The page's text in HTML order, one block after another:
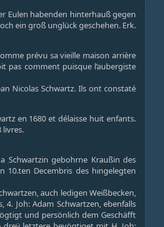
Eulen habenden hinterhauß gegen
ein groß unglück geschehen. Erk.
prévu sa vieille maison arrière
pas comment puisque l’aubergiste
Nicolas Schwartz. Ils ont constaté
en 1680 et délaisse huit enfants.
livres.
Schwartzin gebohrne Kraußin des
10.ten Decembris des hingelegten
auch ledigen Weißbecken,
Joh: Adam Schwartzen, ebenfalls
und persönlich dem Geschäfft